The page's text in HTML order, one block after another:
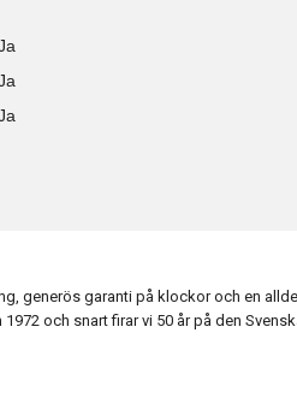
generös garanti på klockor och en
och snart firar vi 50 år på den